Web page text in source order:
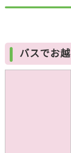
こ
ら バスでお